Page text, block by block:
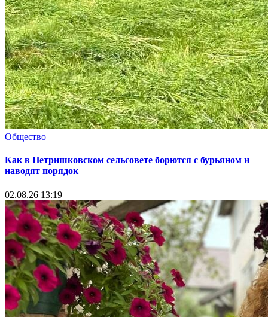
Общество
Как в Петришковском сельсовете борются с бурьяном и
наводят порядок
02.08.26 13:19